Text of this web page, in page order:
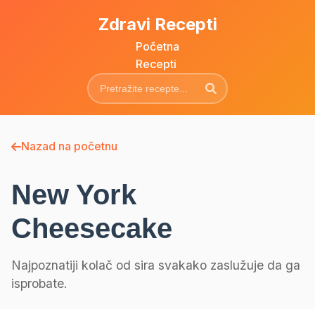
Zdravi Recepti
Početna
Recepti
Nazad na početnu
New York
Cheesecake
Najpoznatiji kolač od sira svakako zaslužuje da ga
isprobate.